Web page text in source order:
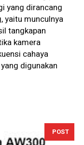
yang dirancang
yaitu munculnya
tangkapan
kamera
cahaya
digunakan
POST